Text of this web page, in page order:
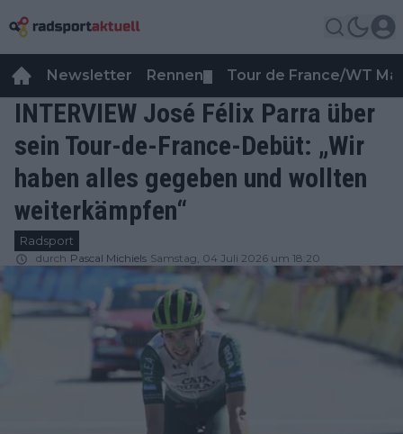
Newsletter Rennen Tour de France/WT
INTERVIEW José Félix Parra über
sein Tour-de-France-Debüt: „Wir
haben alles gegeben und wollten
weiterkämpfen“
Radsport
durch Pascal Michiels Samstag, 04 Juli 2026 um 18:20